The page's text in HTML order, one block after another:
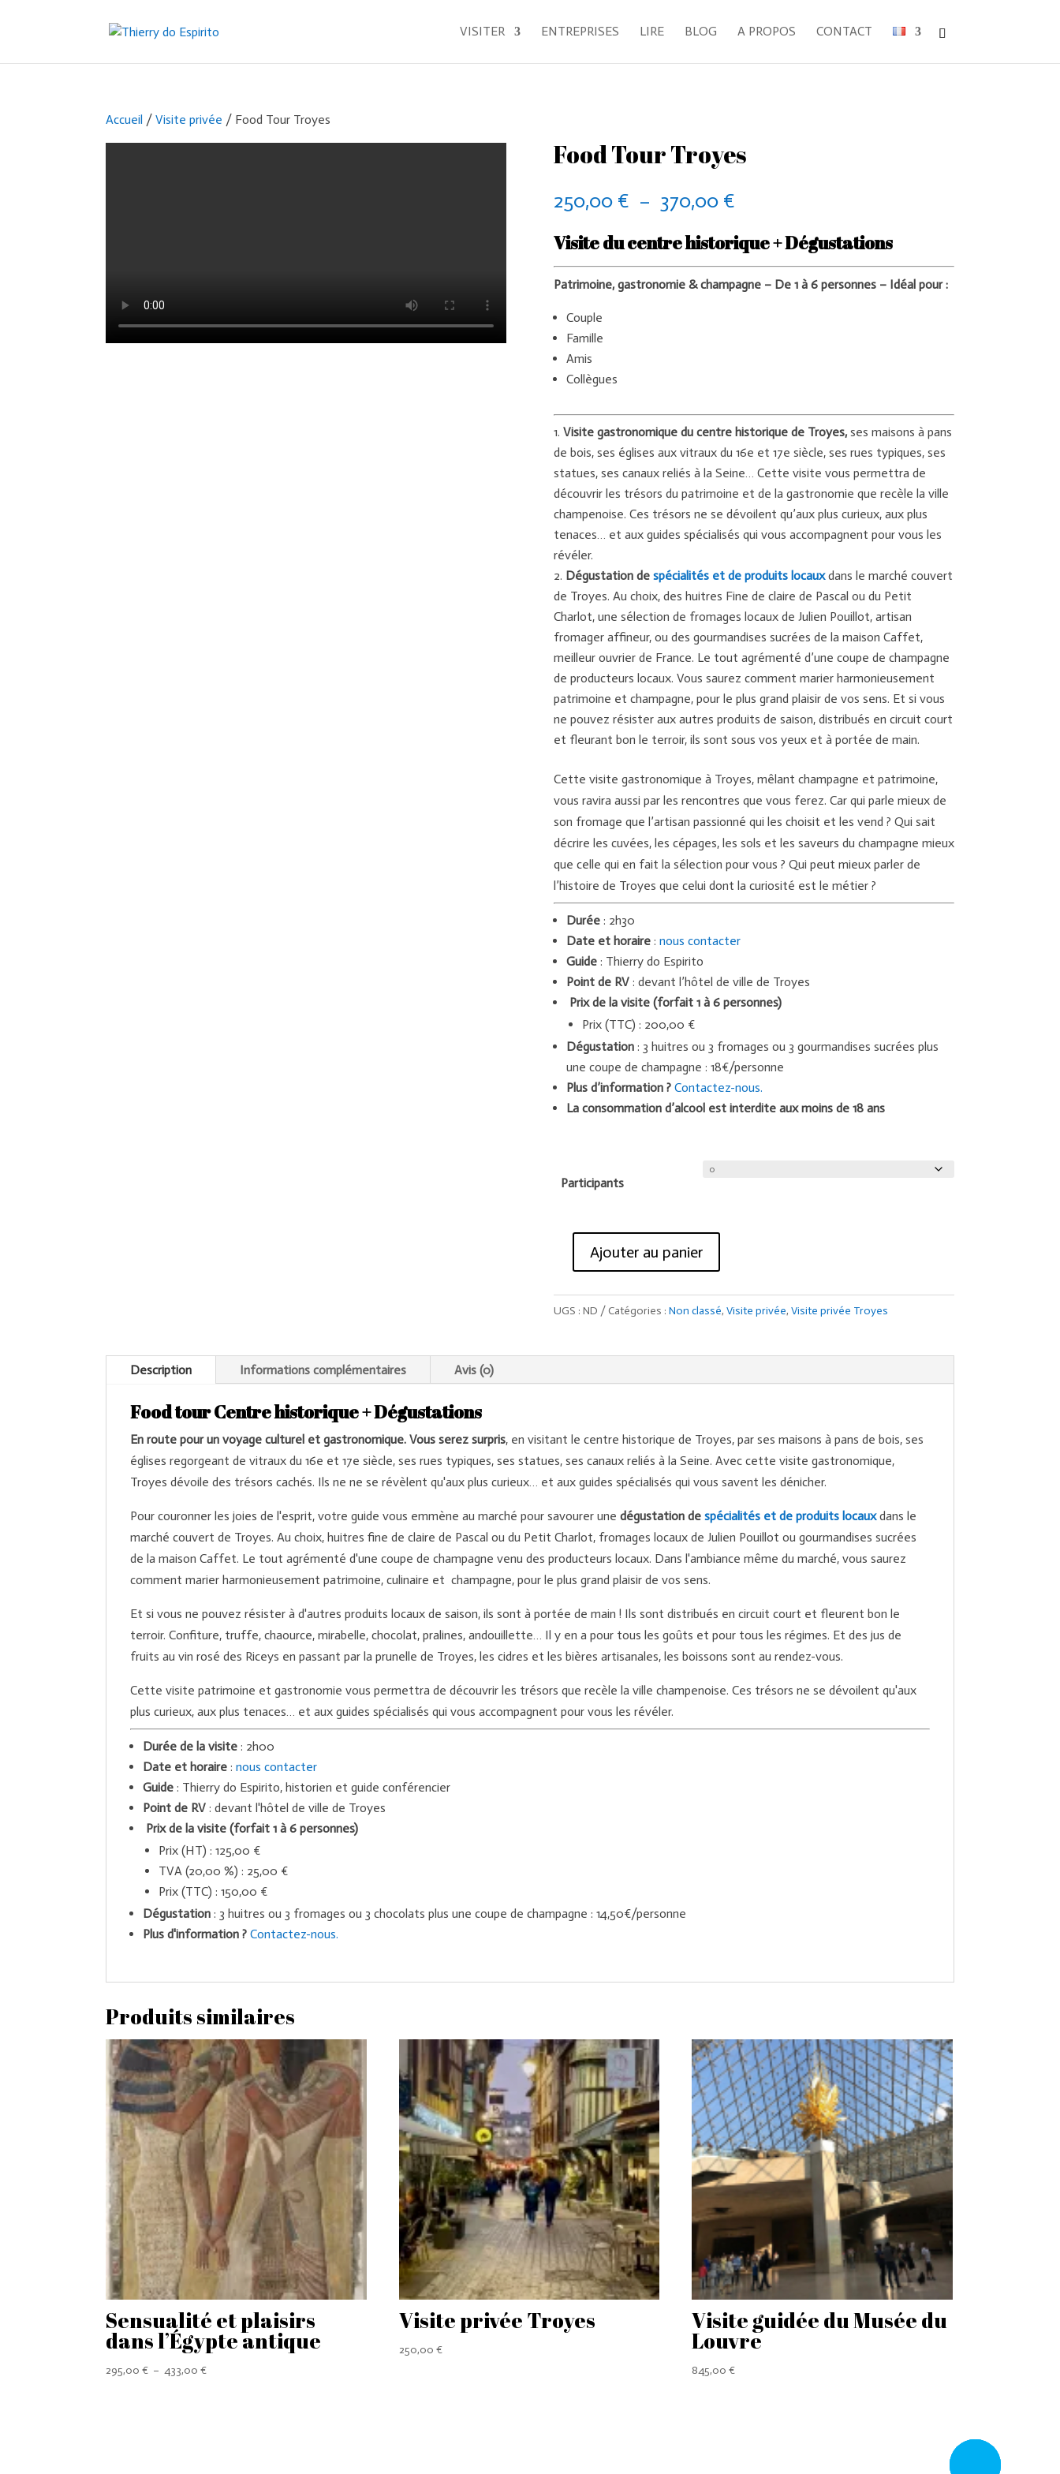
VISITER ENTREPRISES LIRE BLOG A PROPOS CONTACT
Accueil /Visite privée / Food Tour Troyes
Food Tour Troyes
250,00 € – 370,00 €Plage
prix :
250,00 €
à
Visite du centre historique + Dégustations
Patrimoine, gastronomie & champagne – De 1 à 6 personnes – Idéal pour :
Couple
Famille
Amis
Collègues
Visite gastronomique du centre historique de Troyes,ses maisons à pans
de bois, ses églises aux vitraux du 16e et 17e siècle, ses rues typiques, ses
statues, ses canaux reliés à la Seine… Cette visite vous permettra de
découvrir les trésors du patrimoine et de la gastronomie que recèle la ville
champenoise. Ces trésors ne se dévoilent qu’aux plus curieux, aux plus
tenaces… et aux guides spécialisés qui vous accompagnent pour vous les
révéler.
Dégustation de spécialités et de produits locauxdans le marché couvert
de Troyes. Au choix, des huitres Fine de claire de Pascal ou du Petit
Charlot, une sélection de fromages locaux de Julien Pouillot, artisan
fromager affineur, ou des gourmandises sucrées de la maison Caffet,
meilleur ouvrier de France. Le tout agrémenté d’une coupe de champagne
de producteurs locaux. Vous saurez comment marier harmonieusement
patrimoine et champagne, pour le plus grand plaisir de vos sens. Et si vous
ne pouvez résister aux autres produits de saison, distribués en circuit court
et fleurant bon le terroir, ils sont sous vos yeux et à portée de main.
Cette visite gastronomique à Troyes, mêlant champagne et patrimoine,
vous ravira aussi par les rencontres que vous ferez. Car qui parle mieux de
son fromage que l’artisan passionné qui les choisit et les vend ? Qui sait
décrire les cuvées, les cépages, les sols et les saveurs du champagne mieux
que celle qui en fait la sélection pour vous ? Qui peut mieux parler de
l’histoire de Troyes que celui dont la curiosité est le métier ?
Durée: 2h30
Date et horaire: nous contacter
Guide: Thierry do Espirito
Point de RV: devant l’hôtel de ville de Troyes
Prix de la visite (forfait 1 à 6 personnes)
Prix (TTC) : 200,00 €
Dégustation: 3 huitres ou 3 fromages ou 3 gourmandises sucrées plus
une coupe de champagne : 18€/personne
Plus d’information ? Contactez-nous.
La consommation d’alcool est interdite aux moins de 18 ans
Participants
quantité
Food
Ajouter au panier
UGS : ND Catégories : Non classé, Visite privée, Visite privée Troyes
Description Informations complémentaires Avis (0)
Food tour Centre historique + Dégustations
En route pour un voyage culturel et gastronomique. Vous serez surpris, en visitant le centre historique de Troyes, par ses maisons à pans de bois, ses
églises regorgeant de vitraux du 16e et 17e siècle, ses rues typiques, ses statues, ses canaux reliés à la Seine. Avec cette visite gastronomique,
Troyes dévoile des trésors cachés. Ils ne ne se révèlent qu'aux plus curieux… et aux guides spécialisés qui vous savent les dénicher.
Pour couronner les joies de l'esprit, votre guide vous emmène au marché pour savourer unedégustation despécialités et de produits locauxdans le
marché couvert de Troyes. Au choix, huitres fine de claire de Pascal ou du Petit Charlot, fromages locaux de Julien Pouillot ou gourmandises sucrées
de la maison Caffet. Le tout agrémenté d'une coupe de champagne venu des producteurs locaux. Dans l'ambiance même du marché, vous saurez
comment marier harmonieusement patrimoine, culinaire et champagne, pour le plus grand plaisir de vos sens.
Et si vous ne pouvez résister à d'autres produits locaux de saison, ils sont à portée de main ! Ils sont distribués en circuit court et fleurent bon le
terroir. Confiture, truffe, chaource, mirabelle, chocolat, pralines, andouillette… Il y en a pour tous les goûts et pour tous les régimes. Et des jus de
fruits au vin rosé des Riceys en passant par la prunelle de Troyes, les cidres et les bières artisanales, les boissons sont au rendez-vous.
Cette visite patrimoine et gastronomie vous permettra de découvrir les trésors que recèle la ville champenoise. Ces trésors ne se dévoilent qu'aux
plus curieux, aux plus tenaces… et aux guides spécialisés qui vous accompagnent pour vous les révéler.
Durée de la visite : 2h00
Date et horaire :nous contacter
Guide : Thierry do Espirito, historien et guide conférencier
Point de RV : devant l'hôtel de ville de Troyes
Prix de la visite (forfait 1 à 6 personnes)
Prix (HT) : 125,00 €
TVA (20,00 %) : 25,00 €
Prix (TTC) : 150,00 €
Dégustation : 3 huitres ou 3 fromages ou 3 chocolats plus une coupe de champagne : 14,50€/personne
Plus d'information ? Contactez-nous.
Produits similaires
Sensualité et plaisirs
dans l’Égypte antique
295,00€ – 433,00€Plage
Visite privée Troyes
250,00 €
Visite guidée du Musée du
Louvre
845,00€
Rappelez